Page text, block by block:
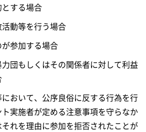
する場合
動等を行う場合
参加する場合
団もしくはその関係者に対して利益
おいて、公序良俗に反する行為を行
実施者が定める注意事項を守らなか
れを理由に参加を拒否されたことが